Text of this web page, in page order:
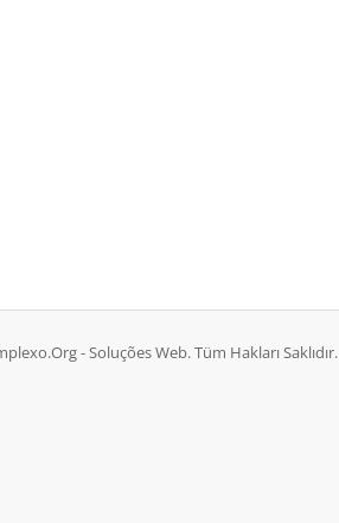
- Soluções Web. Tüm Hakları Saklıdır.